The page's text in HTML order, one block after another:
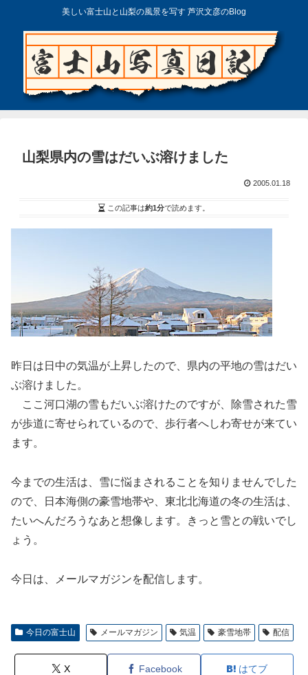
美しい富士山と山梨の風景を写す 芦沢文彦のBlog
山梨県内の雪はだいぶ溶けました
2005.01.18
この記事は約1分で読めます。
昨日は日中の気温が上昇したので、県内の平地の雪はだい
ぶ溶けました。
ここ河口湖の雪もだいぶ溶けたのですが、除雪された雪
が歩道に寄せられているので、歩行者へしわ寄せが来てい
ます。
今までの生活は、雪に悩まされることを知りませんでした
ので、日本海側の豪雪地帯や、東北北海道の冬の生活は、
たいへんだろうなあと想像します。きっと雪との戦いでし
ょう。
今日は、メールマガジンを配信します。
今日の富士山 メールマガジン 気温 豪雪地帯 配信
X Facebook はてブ